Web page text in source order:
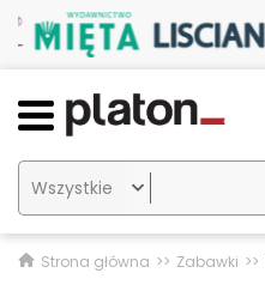

Strona główna Zabawki